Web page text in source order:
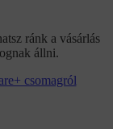
ránk a vásárlás
állni.
csomagról